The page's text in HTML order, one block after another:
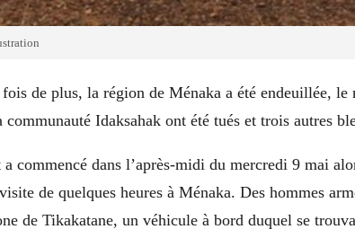
de plus, la région de Ménaka a été endeuillée,
communauté Idaksahak ont été tués et trois autres
a commencé dans l’après-midi du mercredi 9 mai
de quelques heures à Ménaka. Des hommes
de Tikakatane, un véhicule à bord duquel se